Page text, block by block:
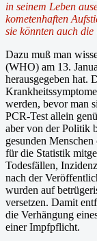
in seinem Leben
kometenhaften
sie könnten auch
Dazu muß man
(WHO) am 13.
herausgegeben hat.
werden, bevor man
PCR-Test allein
aber von der Politik
gesunden
für die Statistik
Todesfällen,
nach der
wurden auf
versetzen. Damit
die Verhängung
einer Impfpflicht.